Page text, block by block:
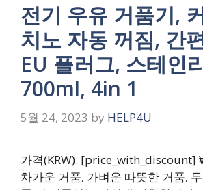
전기 우유 거품기,
치노 자동 꺼짐, 간
EU 플러그, 스테인
700ml, 4in 1
5월 24, 2023 by HELP4U
가격(KRW): [price_with_discount]
차가운 거품, 가벼운 따뜻한 거품,